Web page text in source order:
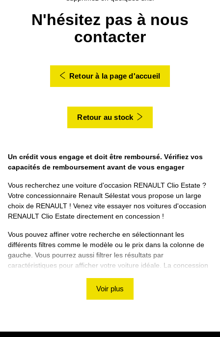
N'hésitez pas à nous
contacter
Retour à la page d'accueil
Retour au stock
Un crédit vous engage et doit être remboursé. Vérifiez vos
capacités de remboursement avant de vous engager
Vous recherchez une voiture d'occasion RENAULT Clio Estate ?
Votre concessionnaire Renault Sélestat vous propose un large
choix de RENAULT ! Venez vite essayer nos voitures d'occasion
RENAULT Clio Estate directement en concession !
Vous pouvez affiner votre recherche en sélectionnant les
différents filtres comme le modèle ou le prix dans la colonne de
gauche. Vous pourrez aussi filtrer les résultats par
caractéristiques pour afficher votre voiture idéale. La concession
Estate d'occasion ! Si vous ne trouvez pas de véhicule
sur le site Renault Sélestat
Voir plus